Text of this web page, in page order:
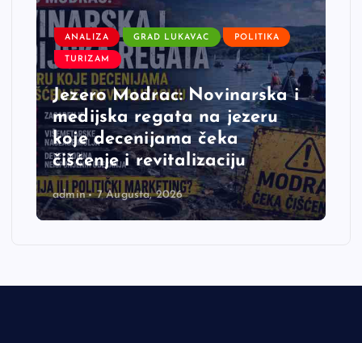
ANALIZA GRAD LUKAVAC POLITIKA
TURIZAM
Jezero Modrac: Novinarska i
medijska regata na jezeru
koje decenijama čeka
čišćenje i revitalizaciju
admin 7 Augusta, 2026